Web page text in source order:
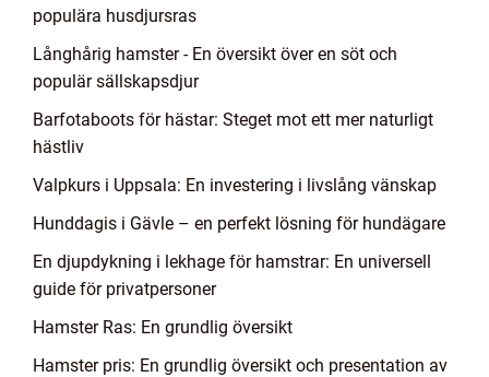
populära husdjursras
Långhårig hamster - En översikt över en söt och
populär sällskapsdjur
Barfotaboots för hästar: Steget mot ett mer naturligt
hästliv
Valpkurs i Uppsala: En investering i livslång vänskap
Hunddagis i Gävle – en perfekt lösning för hundägare
En djupdykning i lekhage för hamstrar: En universell
guide för privatpersoner
Hamster Ras: En grundlig översikt
Hamster pris: En grundlig översikt och presentation av